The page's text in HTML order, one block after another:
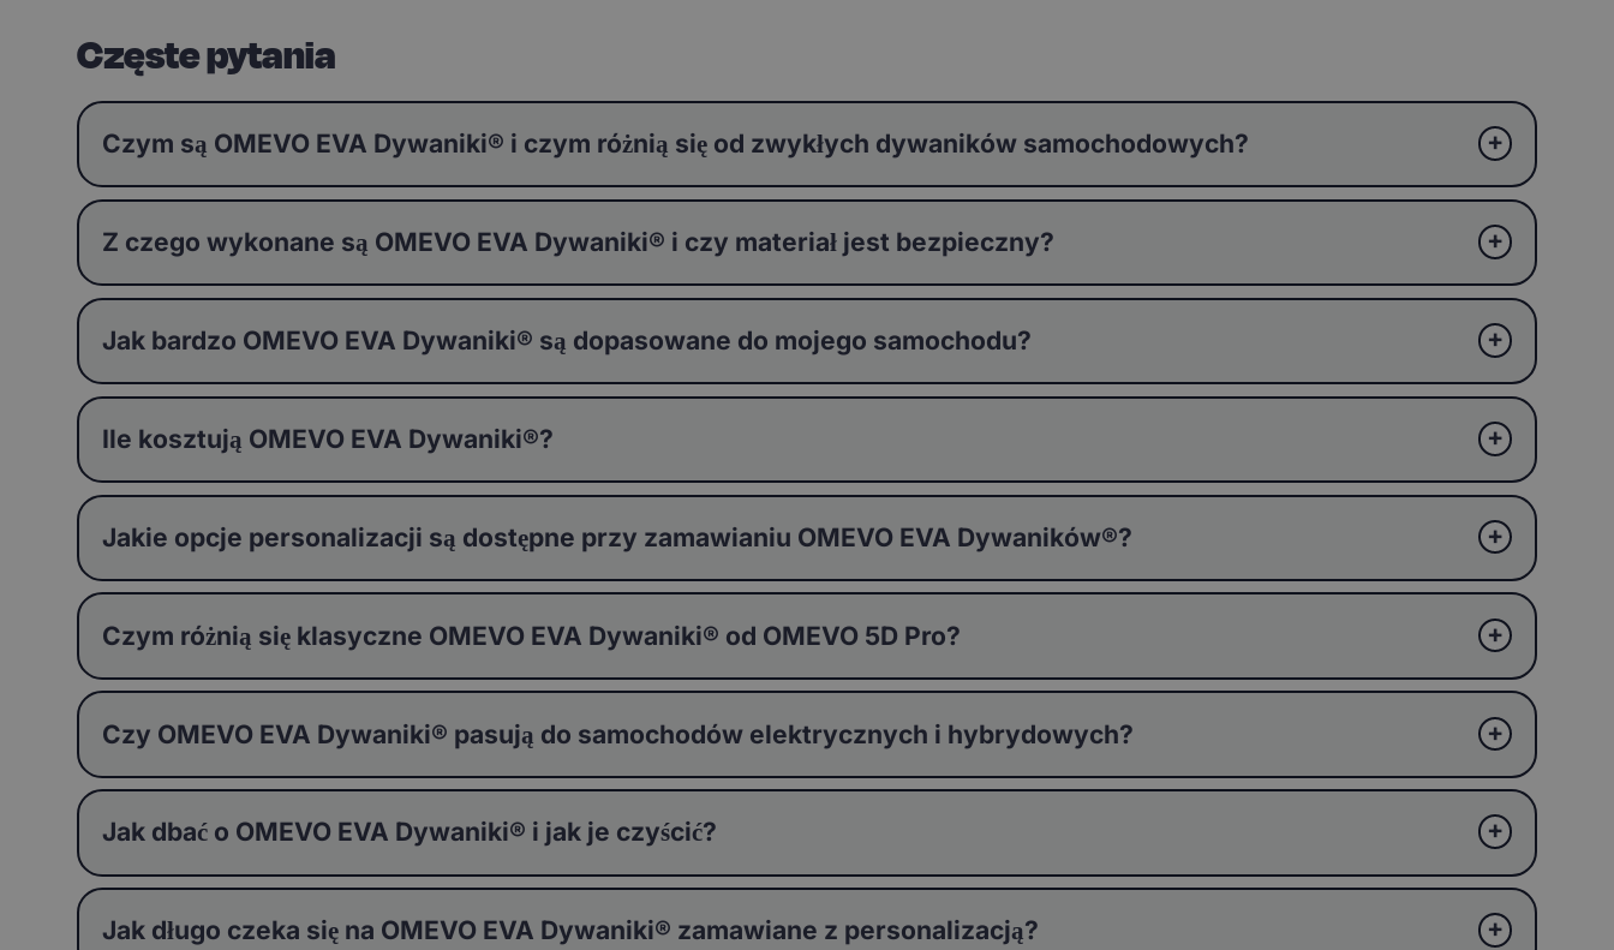
Częste pytania
Czym są OMEVO EVA Dywaniki® i czym różnią się od zwykłych dywaników samochodowych?
Z czego wykonane są OMEVO EVA Dywaniki® i czy materiał jest bezpieczny?
Jak bardzo OMEVO EVA Dywaniki® są dopasowane do mojego samochodu?
Ile kosztują OMEVO EVA Dywaniki®?
Jakie opcje personalizacji są dostępne przy zamawianiu OMEVO EVA Dywaników®?
Czym różnią się klasyczne OMEVO EVA Dywaniki® od OMEVO 5D Pro?
Czy OMEVO EVA Dywaniki® pasują do samochodów elektrycznych i hybrydowych?
Jak dbać o OMEVO EVA Dywaniki® i jak je czyścić?
Jak długo czeka się na OMEVO EVA Dywaniki® zamawiane z personalizacją?